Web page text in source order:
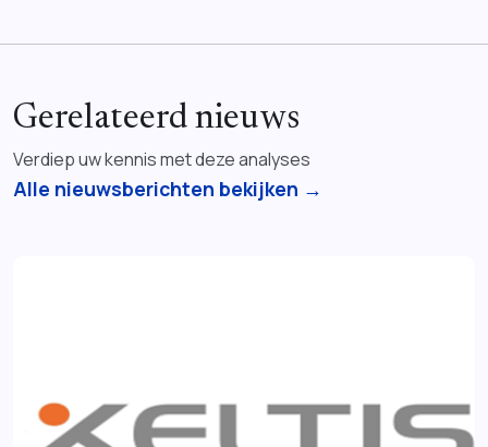
Gerelateerd nieuws
Verdiep uw kennis met deze analyses
Alle nieuwsberichten bekijken →